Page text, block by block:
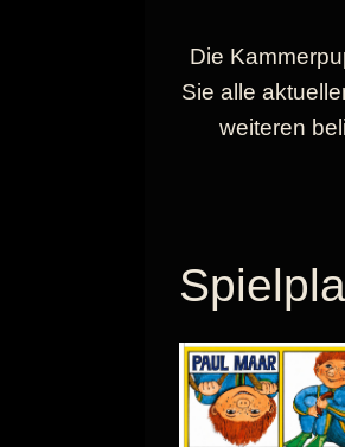
Die
Sie alle
weiteren